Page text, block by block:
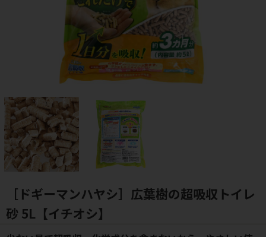
［ドギーマンハヤシ］広葉樹の超吸収トイレ
砂 5L【イチオシ】